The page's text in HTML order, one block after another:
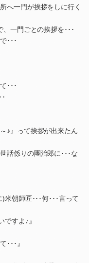
へ一門が挨拶をしに行く
一門ごとの挨拶を･･･
･･･
･･･
♪』って挨拶が出来たん
話係りの團治郎に･･･な
米朝師匠･･･何･･･言って
すよ♪』
･･･』